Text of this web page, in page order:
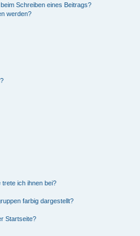
Schreiben eines Beitrags?
werden?
trete ich ihnen bei?
farbig dargestellt?
Startseite?